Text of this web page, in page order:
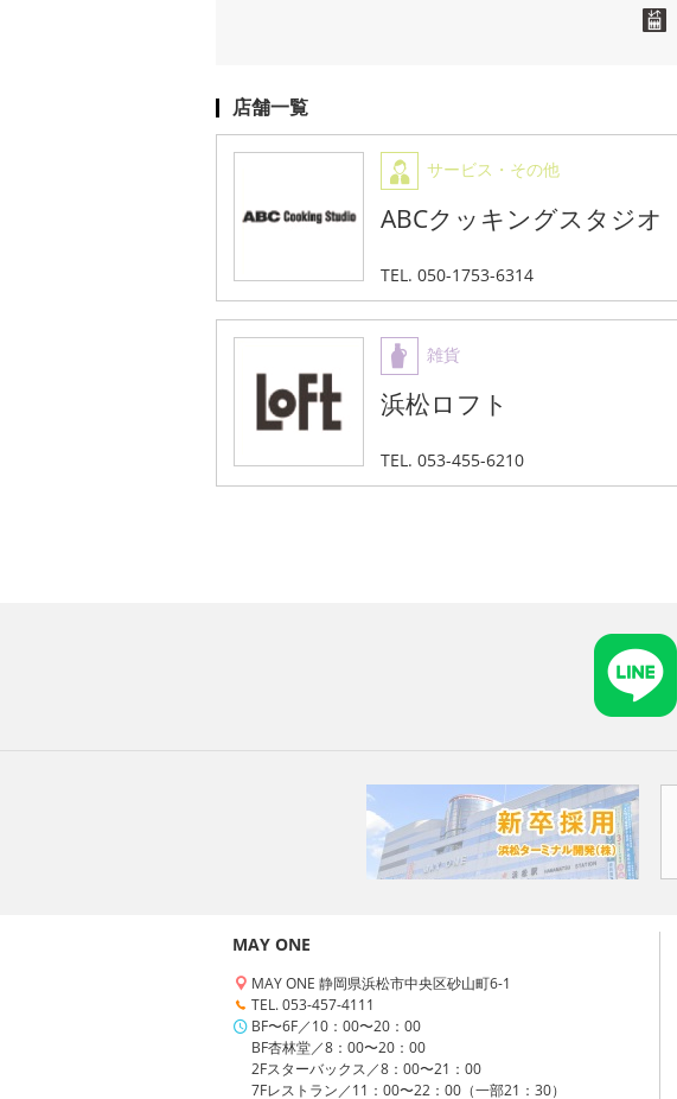
店舗一覧
サービス・その他
ABCクッキングスタジオ
TEL. 050-1753-6314
雑貨
浜松ロフト
TEL. 053-455-6210
MAY ONE
MAY ONE 静岡県浜松市中央区砂山町6-1
TEL. 053-457-4111
BF〜6F／10：00〜20：00
BF杏林堂／8：00〜20：00
2Fスターバックス／8：00〜21：00
7Fレストラン／11：00〜22：00（一部21：30）